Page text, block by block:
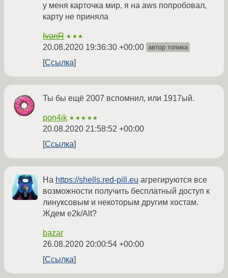
у меня карточка мир, я на aws попробовал,
карту не приняла
IvanR ★★★
20.08.2020 19:36:30 +00:00 автор топика
Ссылка
Ты бы ещё 2007 вспомнил, или 1917ый.
pon4ik ★★★★★
20.08.2020 21:58:52 +00:00
Ссылка
На https://shells.red-pill.eu агрегируются все
возможности получить бесплатный доступ к
линуксовым и некоторым другим хостам.
Ждем e2k/Alt?
bazar
26.08.2020 20:00:54 +00:00
Ссылка